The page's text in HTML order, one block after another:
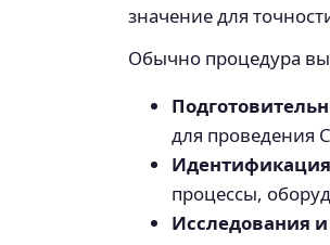
значение для
Обычно процедура
для проведения
процессы,
Исследования